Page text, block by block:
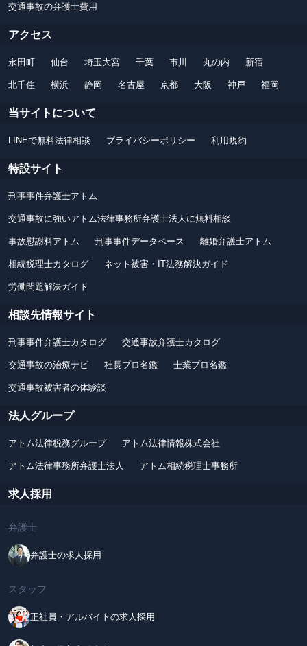
交通事故の弁護士費用
アクセス
永田町 仙台 埼玉大宮 千葉 市川 丸の内 新宿
北千住 横浜 静岡 名古屋 京都 大阪 神戸 福岡
当サイトについて
LINEで無料法律相談 プライバシーポリシー 利用規約
特設サイト
刑事事件弁護士アトム
交通事故に強いアトム法律事務所弁護士法人に無料相談
事故慰謝料アトム 刑事事件データベース 離婚弁護士アトム
相続税理士カタログ ネット被害・IT法務解決ガイド
労働問題解決ガイド
相談先情報サイト
刑事事件弁護士カタログ 交通事故弁護士カタログ
交通事故の治療ナビ 社長プロ名鑑 士業プロ名鑑
交通事故被害者の体験談
法人グループ
アトム法律税務グループ アトム法律情報株式会社
アトム法律事務所弁護士法人 アトム相続税理士事務所
求人採用
弁護士
弁護士の求人採用
スタッフ
正社員・アルバイトの求人採用